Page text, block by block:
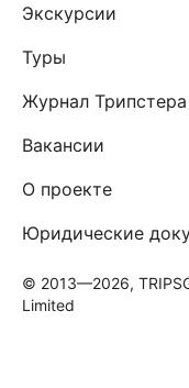
Экскурсии
Туры
Журнал Трипстера
Вакансии
О проекте
Юридические
© 2013—2026,
Limited